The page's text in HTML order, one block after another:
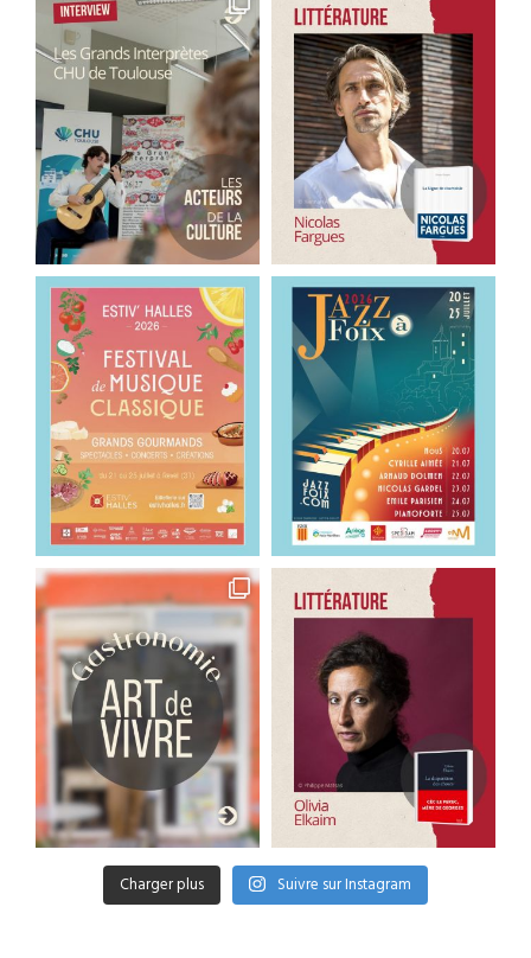
Charger plus Suivre sur Instagram